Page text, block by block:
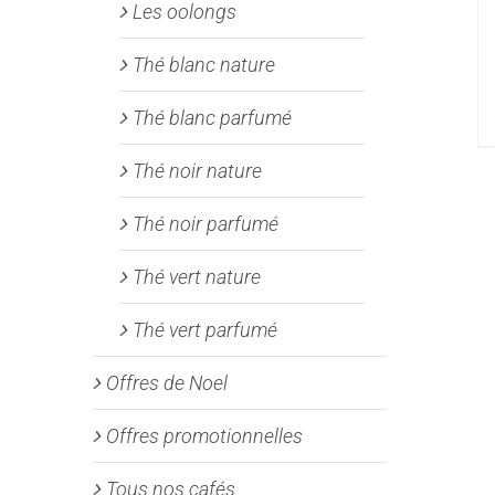
Les oolongs
Thé blanc nature
Thé blanc parfumé
Thé noir nature
Thé noir parfumé
Thé vert nature
Thé vert parfumé
Offres de Noel
Offres promotionnelles
Tous nos cafés